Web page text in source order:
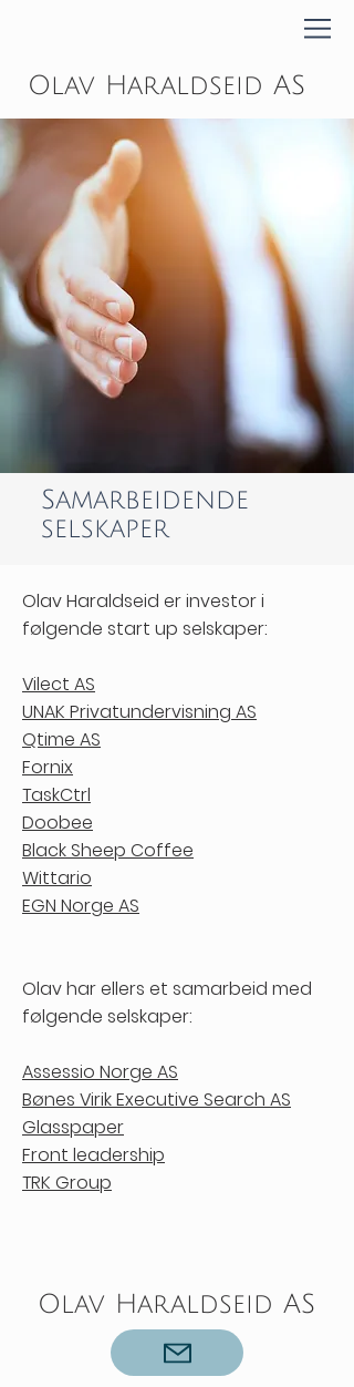
Olav Haraldseid AS
Samarbeidende
selskaper
Olav Haraldseid er investor i
følgende start up selskaper:
Vilect AS
UNAK Privatundervisning AS
Qtime AS
Fornix
TaskCtrl
Doobee
Black Sheep Coffee
Wittario
EGN Norge AS
Olav har ellers et samarbeid med
følgende selskaper:
Assessio Norge AS
Bønes Virik Executive Search AS
Glasspaper
Front leadership
TRK Group
Olav Haraldseid AS